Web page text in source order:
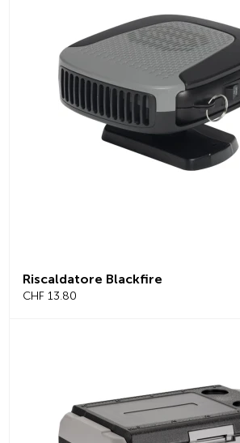
Riscaldatore Blackfire
CHF 13.80